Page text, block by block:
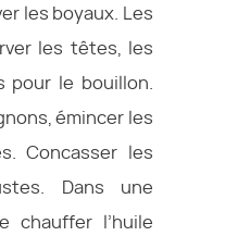
les boyaux. Les
les têtes, les
pour le bouillon.
émincer les
Concasser les
Dans une
chauffer l’huile